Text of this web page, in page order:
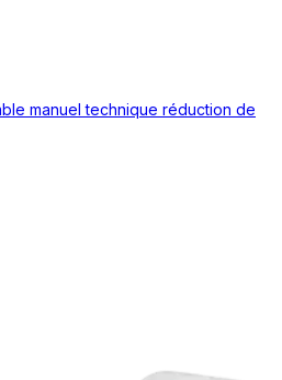
manuel technique réduction de